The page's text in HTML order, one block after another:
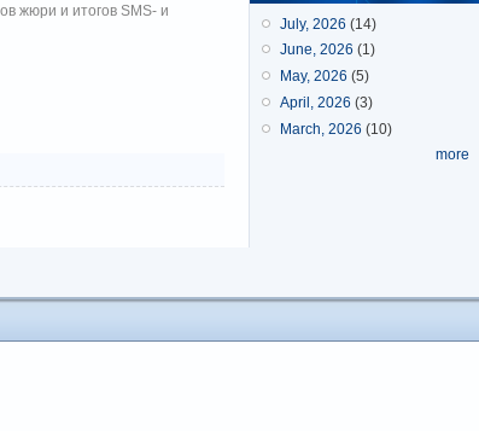
жюри и итогов SMS- и
July, 2026 (14)
June, 2026 (1)
May, 2026 (5)
April, 2026 (3)
March, 2026 (10)
more